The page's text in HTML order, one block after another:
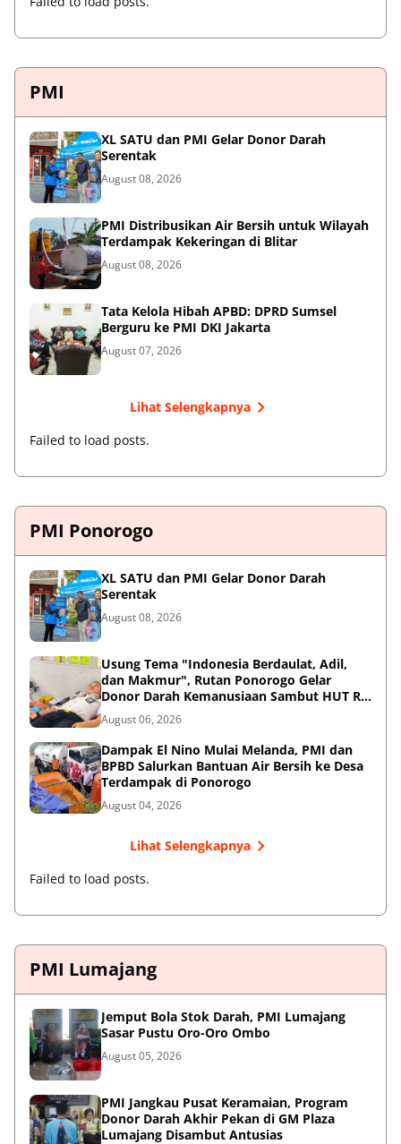
PMI
XL SATU dan PMI Gelar Donor Darah
Serentak
August 08, 2026
PMI Distribusikan Air Bersih untuk Wilayah
Terdampak Kekeringan di Blitar
August 08, 2026
Tata Kelola Hibah APBD: DPRD Sumsel
Berguru ke PMI DKI Jakarta
August 07, 2026
Lihat Selengkapnya
Failed to load posts.
PMI Ponorogo
XL SATU dan PMI Gelar Donor Darah
Serentak
August 08, 2026
Usung Tema "Indonesia Berdaulat, Adil,
dan Makmur", Rutan Ponorogo Gelar
Donor Darah Kemanusiaan Sambut HUT RI
ke-81
August 06, 2026
Dampak El Nino Mulai Melanda, PMI dan
BPBD Salurkan Bantuan Air Bersih ke Desa
Terdampak di Ponorogo
August 04, 2026
Lihat Selengkapnya
Failed to load posts.
PMI Lumajang
Jemput Bola Stok Darah, PMI Lumajang
Sasar Pustu Oro-Oro Ombo
August 05, 2026
PMI Jangkau Pusat Keramaian, Program
Donor Darah Akhir Pekan di GM Plaza
Lumajang Disambut Antusias